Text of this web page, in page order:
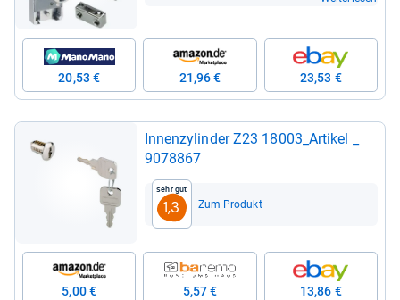
20,53 € 21,96 € 23,53 €
Innen­zy­lin­der Z23 18003_Arti­kel _
9078867
Sehr gut
1,3 Zum Produkt
5,00 € 5,57 € 13,86 €